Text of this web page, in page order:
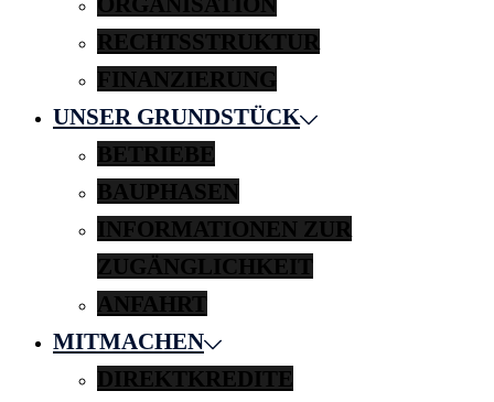
RECHTSSTRUKTUR
FINANZIERUNG
UNSER GRUNDSTÜCK
BETRIEBE
BAUPHASEN
INFORMATIONEN ZUR
ZUGÄNGLICHKEIT
ANFAHRT
MITMACHEN
DIREKTKREDITE